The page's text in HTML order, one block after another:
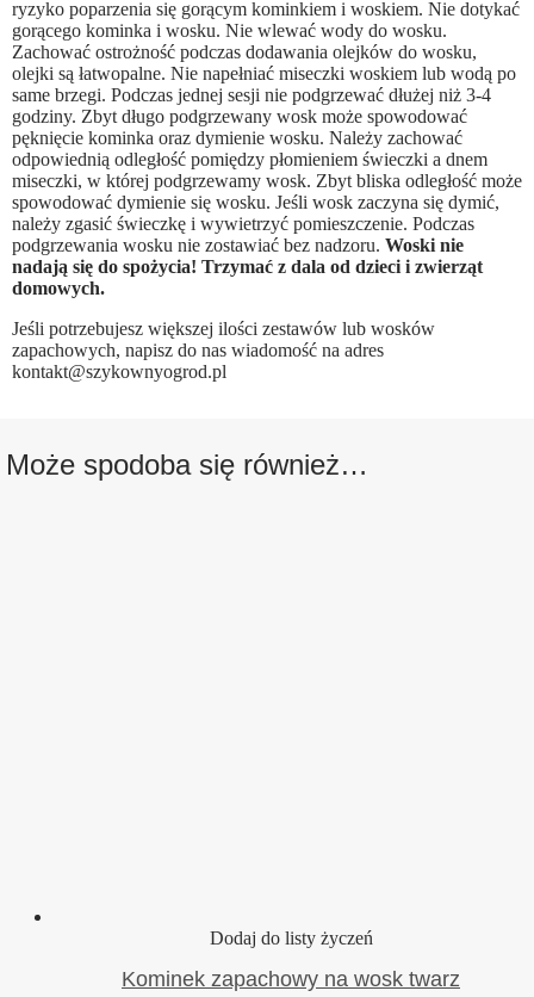
ryzyko poparzenia się gorącym kominkiem i woskiem. Nie dotykać
gorącego kominka i wosku. Nie wlewać wody do wosku.
Zachować ostrożność podczas dodawania olejków do wosku,
olejki są łatwopalne. Nie napełniać miseczki woskiem lub wodą po
same brzegi. Podczas jednej sesji nie podgrzewać dłużej niż 3-4
godziny. Zbyt długo podgrzewany wosk może spowodować
pęknięcie kominka oraz dymienie wosku. Należy zachować
odpowiednią odległość pomiędzy płomieniem świeczki a dnem
miseczki, w której podgrzewamy wosk. Zbyt bliska odległość może
spowodować dymienie się wosku. Jeśli wosk zaczyna się dymić,
należy zgasić świeczkę i wywietrzyć pomieszczenie. Podczas
podgrzewania wosku nie zostawiać bez nadzoru. Woski nie
nadają się do spożycia! Trzymać z dala od dzieci i zwierząt
domowych.
Jeśli potrzebujesz większej ilości zestawów lub wosków
zapachowych, napisz do nas wiadomość na adres
kontakt@szykownyogrod.pl
Może spodoba się również…
Dodaj do listy życzeń
Kominek zapachowy na wosk twarz